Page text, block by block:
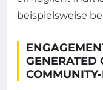
beispielsweise
GENERATED